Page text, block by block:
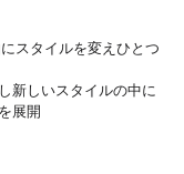
スタイルを変えひとつ
新しいスタイルの中に
展開